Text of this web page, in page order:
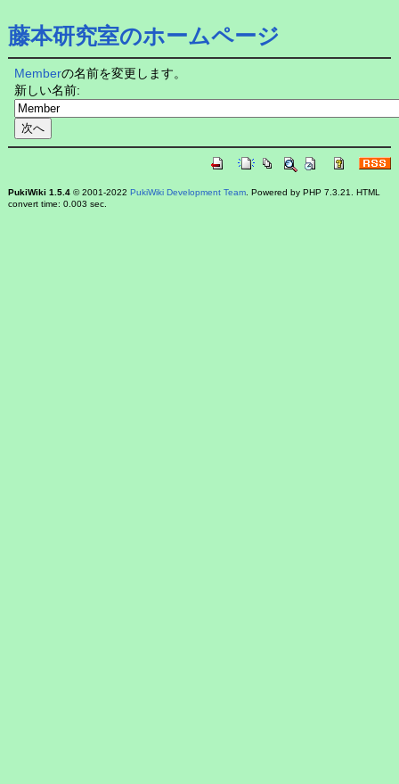
藤本研究室のホームページ
Memberの名前を変更します。
新しい名前:
PukiWiki 1.5.4© 2001-2022 PukiWiki Development Team. Powered by PHP 7.3.21. HTML
convert time: 0.003 sec.